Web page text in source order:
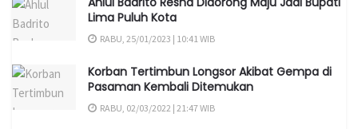
Cerdas adat dan Budaya Tingkat Pelajar SMA sederajat se
sumatera barat, insyaallah akan kami jawab,” tegas pria yang
juga Ketua IJTI sumbar ini.
Lima Puluh Kota
RABU, 25/01/2023 | 10:41 WIB
Korban Tertimbun Longsor Akibat Gempa di
Pasaman Kembali Ditemukan
RABU, 02/03/2022 | 21:47 WIB